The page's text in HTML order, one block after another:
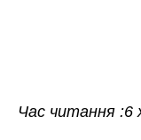
Час читання :6